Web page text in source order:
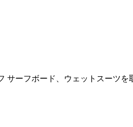
ーフボード、ウェットスーツを